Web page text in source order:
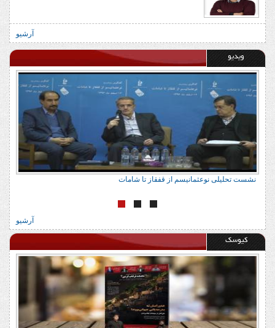
آرشیو
ویدیو
نشست تحلیلی نوعثمانیسم از قفقاز تا شامات
آرشیو
کیوسک